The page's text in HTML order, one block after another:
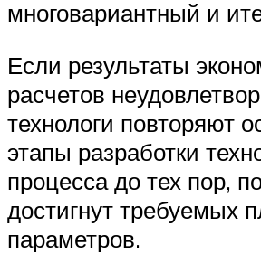
многовариантный и
Если результаты
расчетов
технологи повторяют
этапы разработки
процесса до тех пор,
достигнут требуемых
параметров.